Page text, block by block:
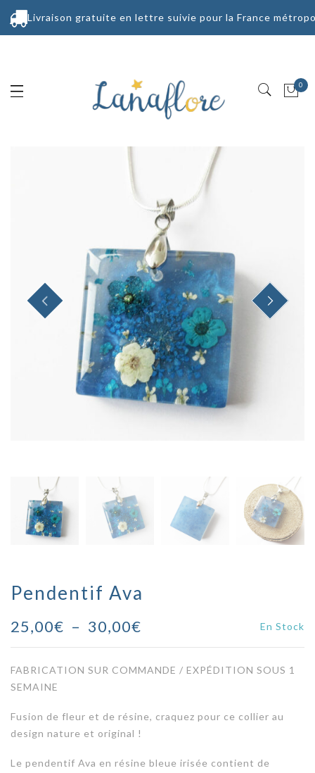
Livraison gratuite en lettre suivie pour la France
0
PREVIOUS NEXT
Pendentif Ava
25,00€ – 30,00€
de
prix :
30,00€
En Stock
FABRICATION SUR COMMANDE / EXPÉDITION SOUS 1
SEMAINE
Fusion de fleur et de résine, craquez pour ce collier au
design nature et original !
Le pendentif Ava en résine bleue irisée contient de